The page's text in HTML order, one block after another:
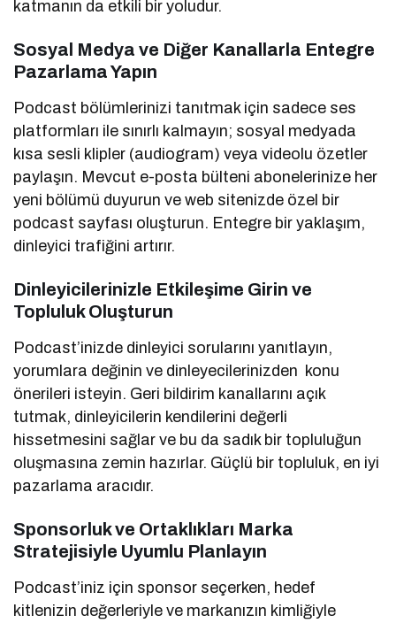
katmanın da etkili bir yoludur.
Sosyal Medya ve Diğer Kanallarla Entegre
Pazarlama Yapın
Podcast bölümlerinizi tanıtmak için sadece ses
platformları ile sınırlı kalmayın; sosyal medyada
kısa sesli klipler (audiogram) veya videolu özetler
paylaşın. Mevcut e-posta bülteni abonelerinize her
yeni bölümü duyurun ve web sitenizde özel bir
podcast sayfası oluşturun. Entegre bir yaklaşım,
dinleyici trafiğini artırır.
Dinleyicilerinizle Etkileşime Girin ve
Topluluk Oluşturun
Podcast’inizde dinleyici sorularını yanıtlayın,
yorumlara değinin ve dinleyecilerinizden konu
önerileri isteyin. Geri bildirim kanallarını açık
tutmak, dinleyicilerin kendilerini değerli
hissetmesini sağlar ve bu da sadık bir topluluğun
oluşmasına zemin hazırlar. Güçlü bir topluluk, en iyi
pazarlama aracıdır.
Sponsorluk ve Ortaklıkları Marka
Stratejisiyle Uyumlu Planlayın
Podcast’iniz için sponsor seçerken, hedef
kitlenizin değerleriyle ve markanızın kimliğiyle